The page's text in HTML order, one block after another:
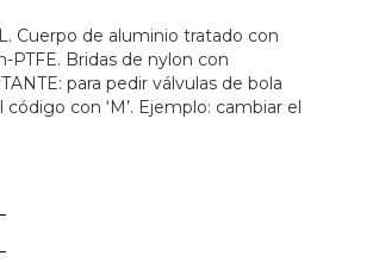
Cuerpo de aluminio tratado con
PTFE. Bridas de nylon con
para pedir válvulas de bola
con ‘M’. Ejemplo: cambiar el